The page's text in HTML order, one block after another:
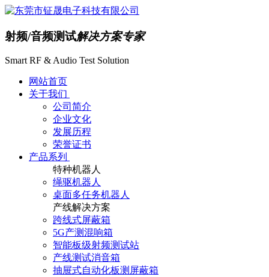
射频/音频测试解决方案专家
Smart RF & Audio Test Solution
网站首页
关于我们
公司简介
企业文化
发展历程
荣誉证书
产品系列
特种机器人
绳驱机器人
桌面多任务机器人
产线解决方案
跨线式屏蔽箱
5G产测混响箱
智能板级射频测试站
产线测试消音箱
抽屉式自动化板测屏蔽箱